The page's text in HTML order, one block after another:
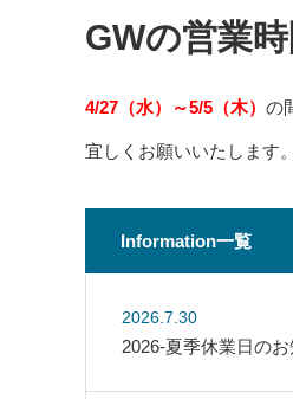
GWの営業
4/27（水）～5/5（木） の
宜しくお願いいたします。
Information一覧
2026.7.30
2026-夏季休業日の